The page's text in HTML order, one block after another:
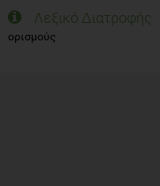
Λεξικό Διατροφής
ορισμούς